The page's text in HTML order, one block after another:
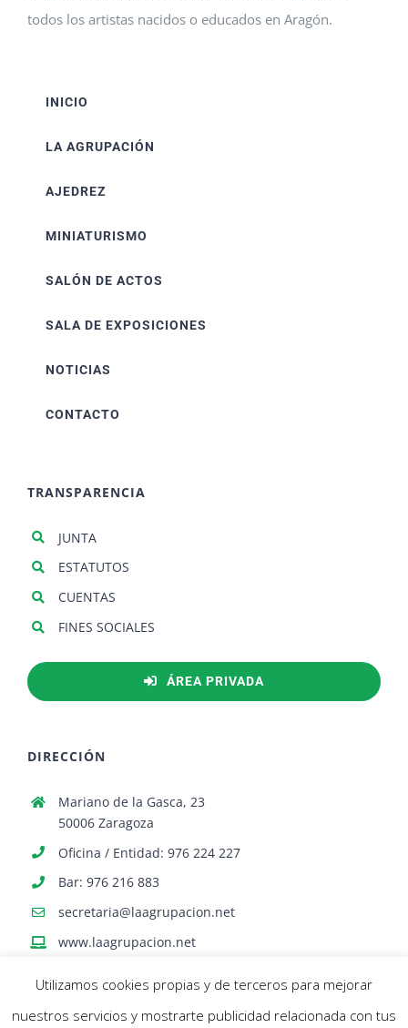
todos los artistas nacidos o educados en Aragón.
INICIO
LA AGRUPACIÓN
AJEDREZ
MINIATURISMO
SALÓN DE ACTOS
SALA DE EXPOSICIONES
NOTICIAS
CONTACTO
TRANSPARENCIA
JUNTA
ESTATUTOS
CUENTAS
FINES SOCIALES
ÁREA PRIVADA
DIRECCIÓN
Mariano de la Gasca, 23
50006 Zaragoza
Oficina / Entidad: 976 224 227
Bar: 976 216 883
secretaria@laagrupacion.net
www.laagrupacion.net
Utilizamos cookies propias y de terceros para mejorar
nuestros servicios y mostrarte publicidad relacionada con tus